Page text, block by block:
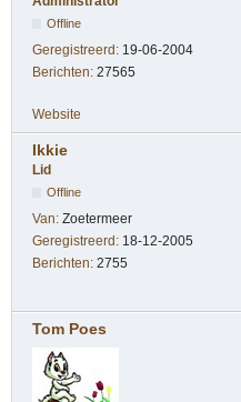
Offline
Geregistreerd: 19-06-2004
Berichten: 27565
Website
Ikkie
Lid
Offline
Van: Zoetermeer
Geregistreerd: 18-12-2005
Berichten: 2755
Tom Poes